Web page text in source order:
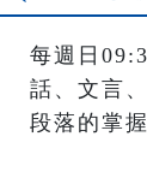
每週日
話、文言
段落的掌